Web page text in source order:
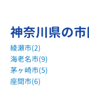
JR東海道線「辻堂駅
湘南ゼミナールル
JR東海道線・小田急
森塾藤沢校
神奈川県の
綾瀬市(2)
海老名市(9)
茅ヶ崎市(5)
座間市(6)